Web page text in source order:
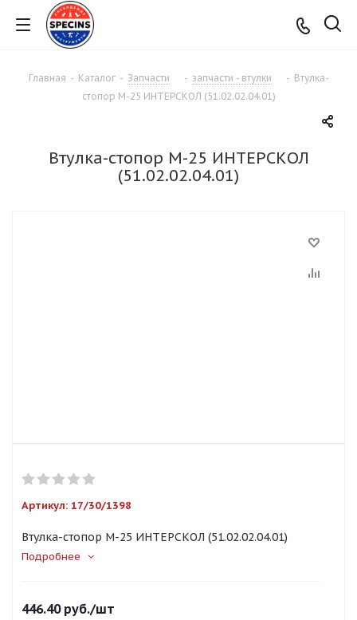
Главная - Каталог - Запчасти - запчасти - втулки - Втулка-
стопор М-25 ИНТЕРСКОЛ (51.02.02.04.01)
Втулка-стопор М-25 ИНТЕРСКОЛ
(51.02.02.04.01)
Артикул: 17/30/1398
Втулка-стопор М-25 ИНТЕРСКОЛ (51.02.02.04.01)
Подробнее
446.40руб./шт